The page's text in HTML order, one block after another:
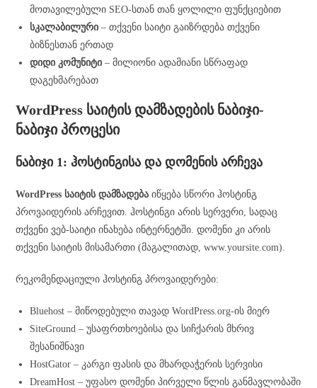
მოთავილებული SEO-სთან თან ყოლილი ფუნქციებით
სკალაბილური – თქვენი საიტი გაიზრდება თქვენი
ბიზნესთან ერთად
დიდი კომუნიტი – მილიონი ადამიანი სწრაფად
დაგეხმარებათ
WordPress საიტის დამზადების ნაბიჯი-
ნაბიჯი პროცესი
ნაბიჯი 1: ჰოსტინგისა და დომენის არჩევა
WordPress საიტის დამზადება იწყება სწორი ჰოსტინგ
პროვაიდერის არჩევით. ჰოსტინგი არის სერვერი, სადაც
თქვენი ვებ-საიტი ინახება ინტერნეტში. დომენი კი არის
თქვენი საიტის მისამართი (მაგალითად, www.yoursite.com).
რეკომენდაციული ჰოსტინგ პროვაიდერები:
Bluehost – მიწოდებული თავად WordPress.org-ის მიერ
SiteGround – უსაფრთხოებისა და სიჩქარის მხრივ
შესანიშნავი
HostGator – კარგი ფასის და მხარდაჭერის სერვისი
DreamHost – უფასო დომენი პირველი წლის განმავლობაში